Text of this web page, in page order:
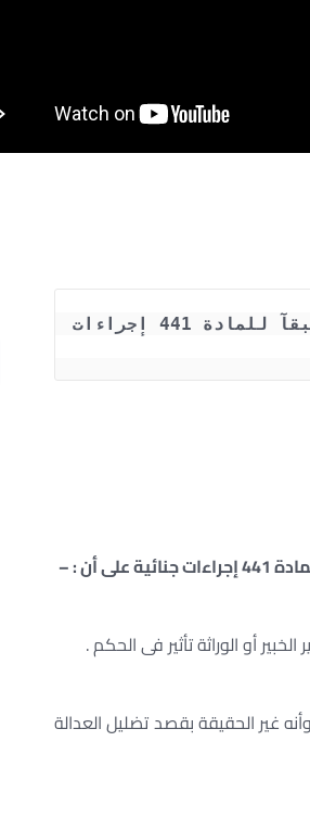
أن : –
غير الحقيقة بقصد تضليل العدالة